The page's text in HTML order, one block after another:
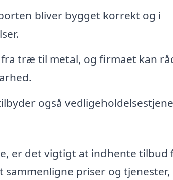
bliver bygget korrekt og i
træ til metal, og firmaet kan
også
er det vigtigt at indhente tilbud
priser og tjenester,